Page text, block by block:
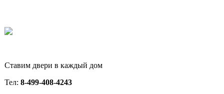
Ставим двери в каждый дом
Тел: 8-499-408-4243